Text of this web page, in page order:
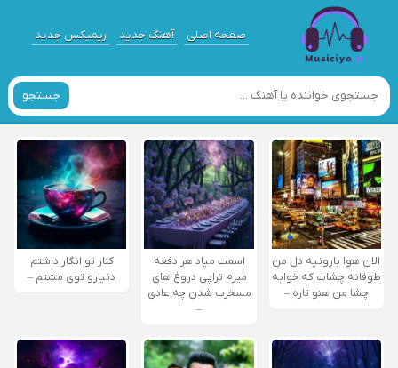
صفحه اصلی آهنگ جدید ریمیکس جدید
جستجو
الان هوا بارونیه دل من
طوفانه چشات که خوابه
چشا من هنو تاره –
اسمت میاد هر دفعه
میرم تراپی دروغ‌ های
مسخرت شدن چه عادی
–
کنار تو انگار داشتم
دنیارو توی مشتم –